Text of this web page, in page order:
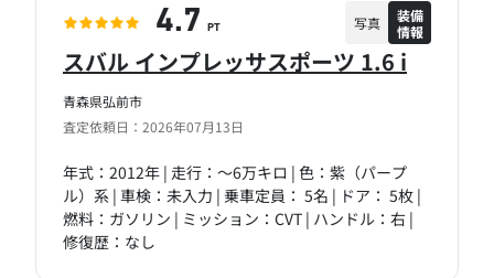
青森県弘前市
査定依頼日：2026年07月13日
スバル インプレッサスポーツ 1.6 i
年式：2012年 | 走行：～6万キロ | 色：紫（パープ
ル）系 | 車検：未入力 | 乗車定員： 5名 | ドア： 5枚 |
燃料：ガソリン | ミッション：CVT | ハンドル：右 |
修復歴：なし
4.7 PT 写真
装備
情報